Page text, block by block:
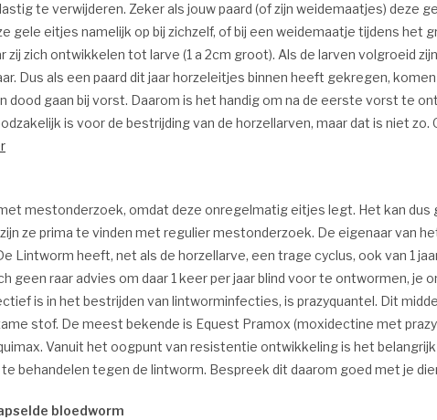
te verwijderen. Zeker als jouw paard (of zijn weidemaatjes) deze
gele eitjes namelijk op bij zichzelf, of bij een weidemaatje tijdens het
zich ontwikkelen tot larve (1 a 2cm groot). Als de larven volgroeid
Dus als een paard dit jaar horzeleitjes binnen heeft gekregen,
dood gaan bij vorst. Daarom is het handig om na de eerste vorst te
is voor de bestrijding van de horzellarven, maar dat is niet
mestonderzoek, omdat deze onregelmatig eitjes legt. Het kan dus
ze prima te vinden met regulier mestonderzoek. De eigenaar van
Lintworm heeft, net als de horzellarve, een trage cyclus, ook van 1
geen raar advies om daar 1 keer per jaar blind voor te ontwormen,
is in het bestrijden van lintworminfecties, is prazyquantel. Dit
stof. De meest bekende is Equest Pramox (moxidectine met
Vanuit het oogpunt van resistentie ontwikkeling is het
behandelen tegen de lintworm. Bespreek dit daarom goed met je
bloedworm